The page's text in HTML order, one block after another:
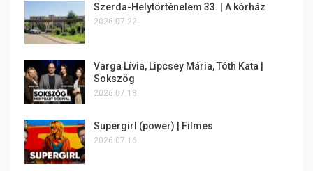
Szerda-Helytörténelem 33. | A kórház
2026.07.22.
Varga Lívia, Lipcsey Mária, Tóth Kata |
Sokszög
2026.07.18.
Supergirl (power) | Filmes
2026.07.16.